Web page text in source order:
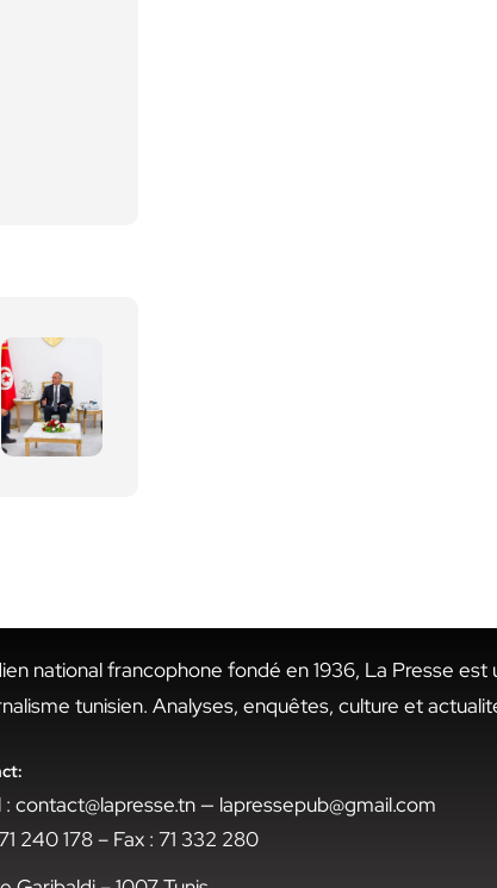
national francophone fondé en 1936, La Presse est
tunisien. Analyses, enquêtes, culture et
: contact@lapresse.tn — lapressepub@gmail.com
240 178 – Fax : 71 332 280